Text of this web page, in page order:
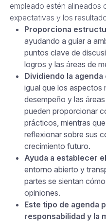
empleado estén alineados
expectativas y los
Proporciona
ayudando a guiar a
puntos clave de
logros y las áreas de
Dividiendo la
igual que los aspectos
desempeño y las
pueden proporcionar
prácticos, mientras
reflexionar sobre sus
crecimiento futuro.
Ayuda a establecer
entorno abierto y
partes se sientan
opiniones.
Este tipo de agenda
responsabilidad y la